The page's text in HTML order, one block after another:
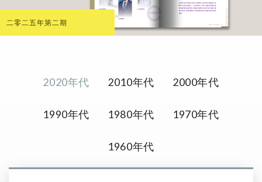
二零二五年第二期
2020年代 2010年代 2000年代
1990年代 1980年代 1970年代
1960年代